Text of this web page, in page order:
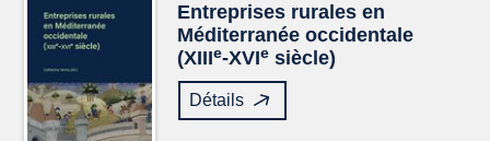
Entreprises rurales en
Méditerranée occidentale
(XIIIe-XVIe siècle)
Détails